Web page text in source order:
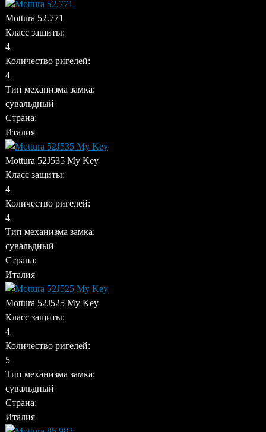
Mottura 52.771
Класс защиты:
4
Количество ригелей:
4
Тип механизма замка:
сувальдный
Страна:
Италия
Mottura 52J535 My Key
Класс защиты:
4
Количество ригелей:
4
Тип механизма замка:
сувальдный
Страна:
Италия
Mottura 52J525 My Key
Класс защиты:
4
Количество ригелей:
5
Тип механизма замка:
сувальдный
Страна:
Италия